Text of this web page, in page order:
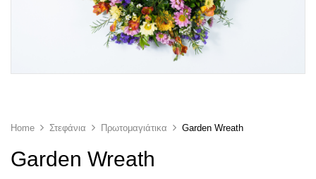
Home Στεφάνια Πρωτομαγιάτικα Garden Wreath
Garden Wreath